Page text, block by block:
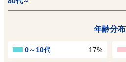
年齢分布
0～10代 17%